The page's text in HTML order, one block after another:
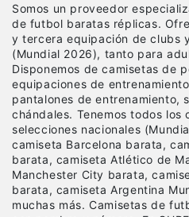
Somos un proveedor
de futbol baratas réplicas.
y tercera equipación de clubs
(Mundial 2026), tanto para
Disponemos de camisetas de
equipaciones de
pantalones de entrenamiento,
chándales. Tenemos todos los
selecciones nacionales
camiseta Barcelona barata,
barata, camiseta Atlético de
Manchester City barata,
barata, camiseta Argentina
muchas más. Camisetas de